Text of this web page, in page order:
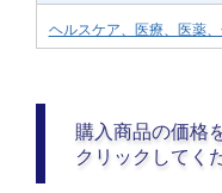
ヘルスケア、医療、医薬
購入商品の価格
クリックしてく